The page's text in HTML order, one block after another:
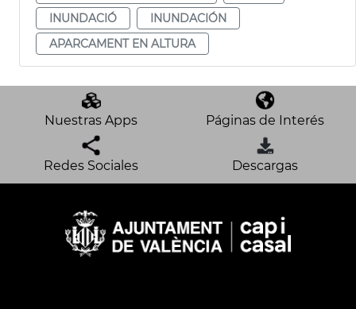
INUNDACIÓ
INUNDACIÓN
APARCAMENT EN ALTURA
Nuestras Apps Páginas de Interés
Redes Sociales Descargas